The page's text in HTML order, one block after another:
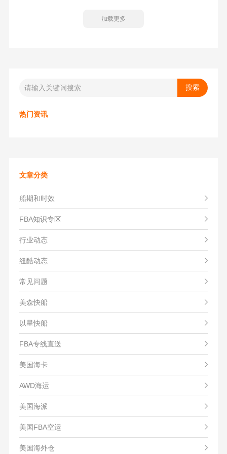
定。2.目前快递派送不受影响，建议客户近期尽量选择使用
加载更多
热门资讯
文章分类
船期和时效
FBA知识专区
行业动态
纽酷动态
常见问题
美森快船
以星快船
FBA专线直送
美国海卡
AWD海运
美国海派
美国FBA空运
美国海外仓